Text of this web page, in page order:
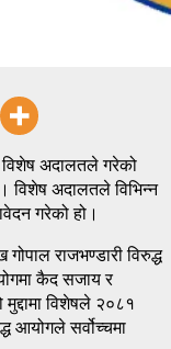
अदालतले गरेको
विशेष अदालतले विभिन्न
गरेको हो।
राजभण्डारी विरुद्ध
कैद सजाय र
मुद्दामा विशेषले २०८१
आयोगले सर्वोच्चमा